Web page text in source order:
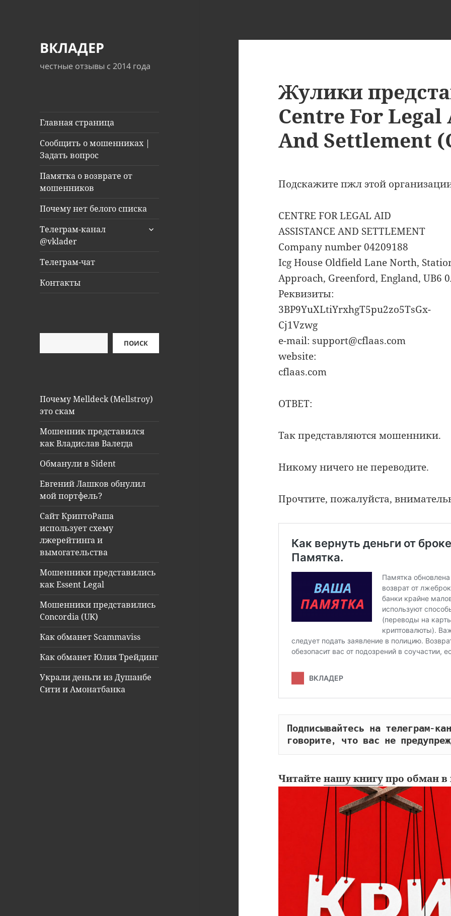
ВКЛАДЕР
честные отзывы с 2014 года
Главная страница
Сообщить о мошенниках |
Задать вопрос
Памятка о возврате от
мошенников
Почему нет белого списка
Телеграм-канал
@vklader
раскрыть
Телеграм-чат
Контакты
ПОИСК
Почему Melldeck (Mellstroy)
это скам
Мошенник представился
как Владислав Валегда
Обманули в Sident
Евгений Лашков обнулил
мой портфель?
Сайт КриптоРаша
использует схему
лжерейтинга и
вымогательства
Мошенники представились
как Essent Legal
Мошенники представились
Concordia (UK)
Как обманет Scammaviss
Как обманет Юлия Трейдинг
Украли деньги из Душанбе
Сити и Амонатбанка
Жулики
Centre For
And Settlement
Подскажите пжл этой
CENTRE FOR LEGAL AID
ASSISTANCE AND SETTLEMENT
Company number 04209188
Icg House Oldfield Lane North,
Approach, Greenford, England, UB6
Реквизиты:
3BP9YuXLtiYrxhgT5pu2zo5TsGx-
Cj1Vzwg
e-mail: support@cflaas.com
website:
cflaas.com
ОТВЕТ:
Так представляются мошенники.
Никому ничего не переводите.
Прочтите, пожалуйста,
Подписывайтесь на телеграм-
говорите, что вас не
Читайтенашу книгупро обман в